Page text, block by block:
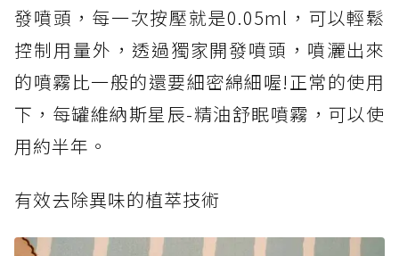
發噴頭，每一次按壓就是0.05ml，可以輕鬆
控制用量外，透過獨家開發噴頭，噴灑出來
的噴霧比一般的還要細密綿細喔!正常的使用
下，每罐維納斯星辰-精油舒眠噴霧，可以使
用約半年。
有效去除異味的植萃技術